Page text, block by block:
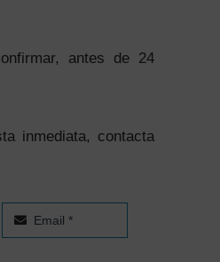
antes de 24
inmediata, contacta